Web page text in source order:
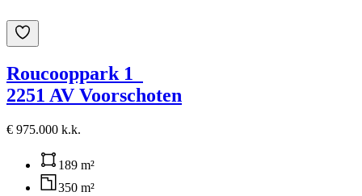
Roucooppark 1
2251 AV Voorschoten
€ 975.000 k.k.
189 m²
350 m²